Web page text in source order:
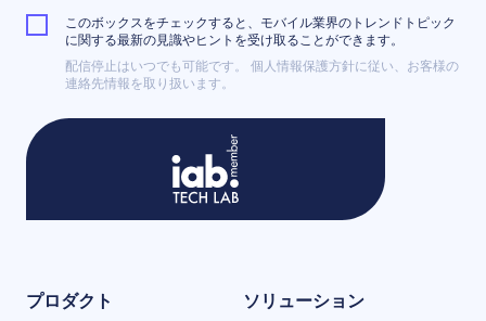
このボックスをチェックすると、モバイル業界のトレンドトピック
に関する最新の見識やヒントを受け取ることができます。
配信停止はいつでも可能です。 個人情報保護方針に従い、お客様の
連絡先情報を取り扱います。
ソリューション
プロダクト